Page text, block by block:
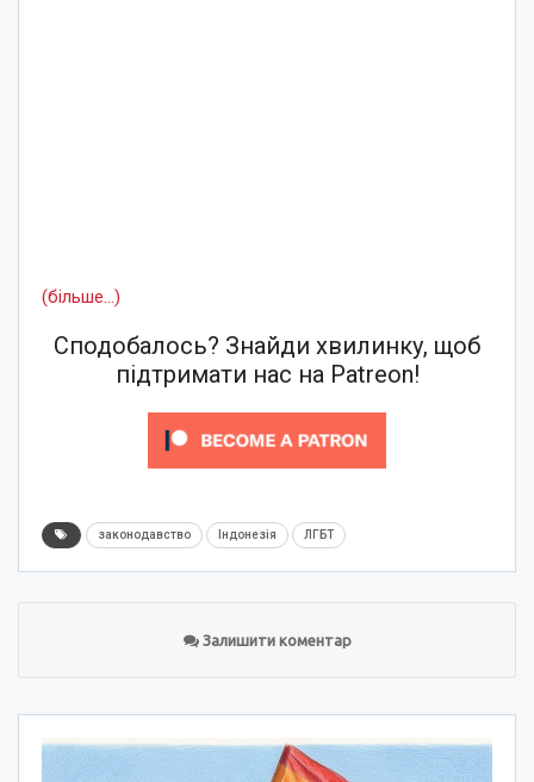
(більше…)
Сподобалось? Знайди хвилинку, щоб
підтримати нас на Patreon!
законодавство Індонезія ЛГБТ
Залишити коментар